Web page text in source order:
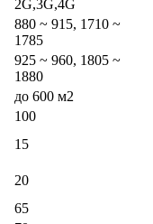
2G,3G,4G
880 ~ 915, 1710 ~
1785
925 ~ 960, 1805 ~
1880
до 600 м2
100
15
20
65